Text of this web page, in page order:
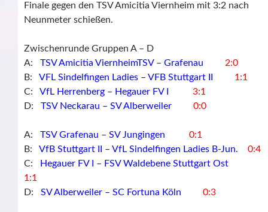
Finale gegen den TSV Amicitia Viernheim mit 3:2 nach
Neunmeter schießen.
Zwischenrunde Gruppen A – D
A: TSV Amicitia ViernheimTSV – Grafenau
2:0
B: VFL Sindelfingen Ladies – VFB Stuttgart II
1:1
C: VfL Herrenberg – Hegauer FV I 3:1
D: TSV Neckarau – SV Alberweiler 0:0
A: TSV Grafenau – SV Jungingen
0:1
B: VfB Stuttgart II – VfL Sindelfingen Ladies B-Jun.
0:4
C:
Hegauer FV I – FSV Waldebene Stuttgart Ost
1:1
D: SV Alberweiler – SC Fortuna Köln 0:3